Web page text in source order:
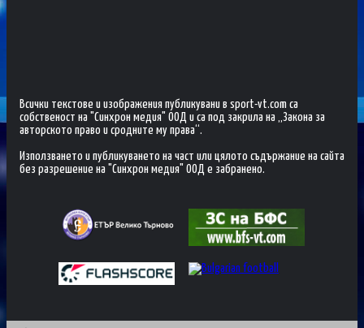
Всички текстове и изображения публикувани в sport-vt.com са
собственост на "Синхрон медия" ООД и са под закрила на „Закона за
авторското право и сродните му права“.
Използването и публикуването на част или цялото съдържание на сайта
без разрешение на "Синхрон медия" ООД е забранено.